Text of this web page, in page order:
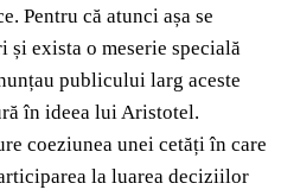
Pentru că atunci așa se
exista o meserie specială
publicului larg aceste
în ideea lui Aristotel.
coeziunea unei cetăți în care
la luarea deciziilor